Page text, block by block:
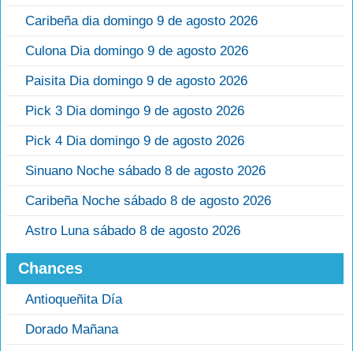
Caribeña dia domingo 9 de agosto 2026
Culona Dia domingo 9 de agosto 2026
Paisita Dia domingo 9 de agosto 2026
Pick 3 Dia domingo 9 de agosto 2026
Pick 4 Dia domingo 9 de agosto 2026
Sinuano Noche sábado 8 de agosto 2026
Caribeña Noche sábado 8 de agosto 2026
Astro Luna sábado 8 de agosto 2026
Chances
Antioqueñita Día
Dorado Mañana